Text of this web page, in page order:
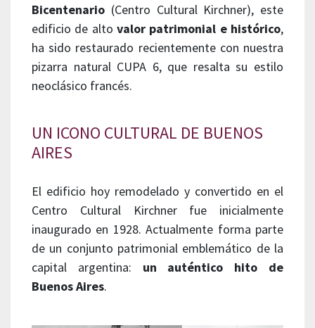
Bicentenario (Centro Cultural Kirchner), este
edificio de alto valor patrimonial e histórico,
ha sido restaurado recientemente con nuestra
pizarra natural CUPA 6, que resalta su estilo
neoclásico francés.
UN ICONO CULTURAL DE BUENOS
AIRES
El edificio hoy remodelado y convertido en el
Centro Cultural Kirchner fue inicialmente
inaugurado en 1928. Actualmente forma parte
de un conjunto patrimonial emblemático de la
capital argentina: un auténtico hito de
Buenos Aires.